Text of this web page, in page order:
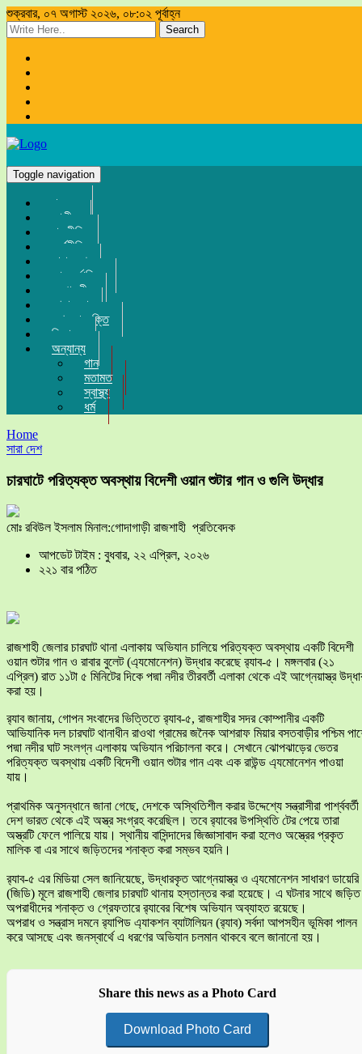
শুক্রবার, ০৭ অগাস্ট ২০২৬, ০৮:০২ পূর্বাহ্ন
Search
Toggle navigation
প্রচ্ছদ
জাতীয়
রাজনীতি
অর্থনীতি
সারা দেশ
আন্তর্জাতিক
সম্পাদকীয়
খেলা-ধুলা
তথ্য-প্রযুক্তি
বিনোদন
অন্যান্য
গান
মতামত
স্বাস্থ্য
ধর্ম
Home
সারা দেশ
চারঘাটে পরিত্যক্ত অবস্থায় বিদেশী ওয়ান শুটার গান ও গুলি উদ্ধার
মোঃ রবিউল ইসলাম মিনাল:গোদাগাড়ী রাজশাহী ​ প্রতিবেদক
আপডেট টাইম : বুধবার, ২২ এপ্রিল, ২০২৬
২২১ বার পঠিত
​রাজশাহী জেলার চারঘাট থানা এলাকায় অভিযান চালিয়ে পরিত্যক্ত অবস্থায় একটি বিদেশী
ওয়ান শুটার গান ও রাবার বুলেট (এ্যমোনেশন) উদ্ধার করেছে র‍্যাব-৫। মঙ্গলবার (২১
এপ্রিল) রাত ১১টা ৫ মিনিটের দিকে পদ্মা নদীর তীরবর্তী এলাকা থেকে এই আগ্নেয়াস্ত্র
করা হয়।
র‍্যাব জানায়, গোপন সংবাদের ভিত্তিতে র‍্যাব-৫, রাজশাহীর সদর কোম্পানীর একটি
আভিযানিক দল চারঘাট থানাধীন রাওথা গ্রামের জনৈক আশরাফ মিয়ার বসতবাড়ীর পশ্চিম
পদ্মা নদীর ঘাট সংলগ্ন এলাকায় অভিযান পরিচালনা করে। সেখানে ঝোপঝাড়ের ভেতর
পরিত্যক্ত অবস্থায় একটি বিদেশী ওয়ান শুটার গান এবং এক রাউন্ড এ্যমোনেশন পাওয়া
যায়।
প্রাথমিক অনুসন্ধানে জানা গেছে, দেশকে অস্থিতিশীল করার উদ্দেশ্যে সন্ত্রাসীরা পার্শ্ববর্তী
দেশ ভারত থেকে এই অস্ত্র সংগ্রহ করেছিল। তবে র‍্যাবের উপস্থিতি টের পেয়ে তারা
অস্ত্রটি ফেলে পালিয়ে যায়। স্থানীয় বাসিন্দাদের জিজ্ঞাসাবাদ করা হলেও অস্ত্রের প্রকৃত
মালিক বা এর সাথে জড়িতদের শনাক্ত করা সম্ভব হয়নি।
র‍্যাব-৫ এর মিডিয়া সেল জানিয়েছে, উদ্ধারকৃত আগ্নেয়াস্ত্র ও এ্যমোনেশন সাধারণ ডায়েরি
(জিডি) মূলে রাজশাহী জেলার চারঘাট থানায় হস্তান্তর করা হয়েছে। এ ঘটনার সাথে জড়িত
অপরাধীদের শনাক্ত ও গ্রেফতারে র‍্যাবের বিশেষ অভিযান অব্যাহত রয়েছে।
​অপরাধ ও সন্ত্রাস দমনে র‍্যাপিড এ্যাকশন ব্যাটালিয়ন (র‍্যাব) সর্বদা আপসহীন ভূমিকা পালন
করে আসছে এবং জনস্বার্থে এ ধরণের অভিযান চলমান থাকবে বলে জানানো হয়।
Share this news as a Photo Card
Download Photo Card